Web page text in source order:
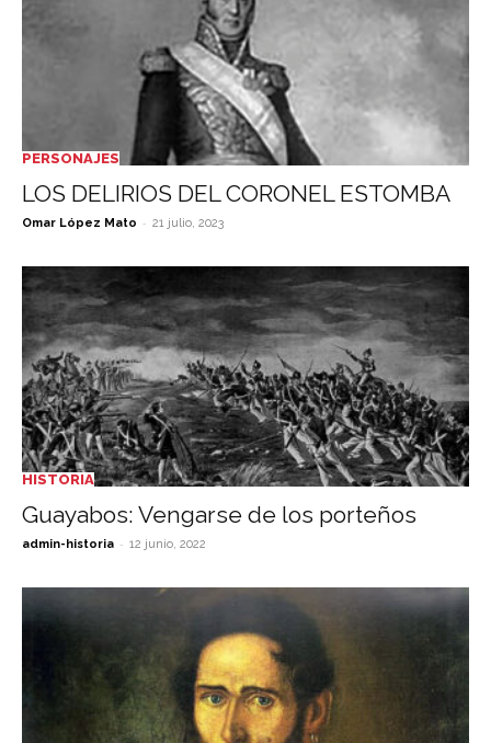
PERSONAJES
LOS DELIRIOS DEL CORONEL ESTOMBA
Omar López Mato - 21 julio, 2023
HISTORIA
Guayabos: Vengarse de los porteños
admin-historia - 12 junio, 2022